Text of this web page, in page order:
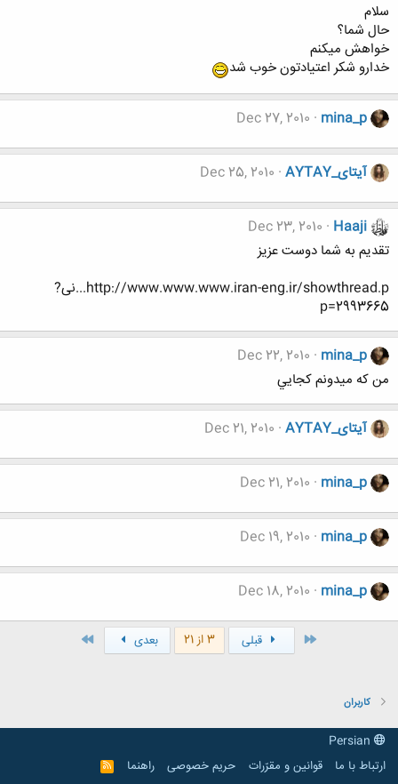
سلام
حال شما؟
خواهش ميكنم
خدارو شكر اعتيادتون خوب شد
mina_p
Dec 27, 2010
آیتای_AYTAY Dec 25, 2010
Haaji
Dec 23, 2010
تقدیم به شما دوست عزیز
http://www.www.www.iran-eng.ir/showthread.p...نی?
p=2993665
mina_p
Dec 22, 2010
من كه ميدونم كجايي
آیتای_AYTAY Dec 21, 2010
mina_p
Dec 21, 2010
mina_p
Dec 19, 2010
mina_p
Dec 18, 2010
اول قبلی 3 از 21 بعدی
کاربران
ارتباط با ما
قوانین و مقرّرات حریم خصوصی راهنما
R
S